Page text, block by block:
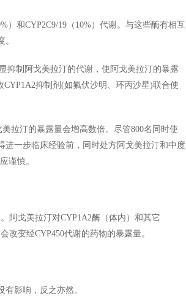
）和CYP2C9/19（10%）代谢。与这些酶有相互
抑制阿戈美拉汀的代谢，使阿戈美拉汀的暴露
抑制剂(如氟伏沙明、环丙沙星)联合使
拉汀的暴露量会增高数倍。尽管800名同时使
进一步临床经验前，同时处方阿戈美拉汀和中度
谨慎。
阿戈美拉汀对CYP1A2酶（体内）和其它
改变经CYP450代谢的药物的暴露量。
影响，反之亦然。